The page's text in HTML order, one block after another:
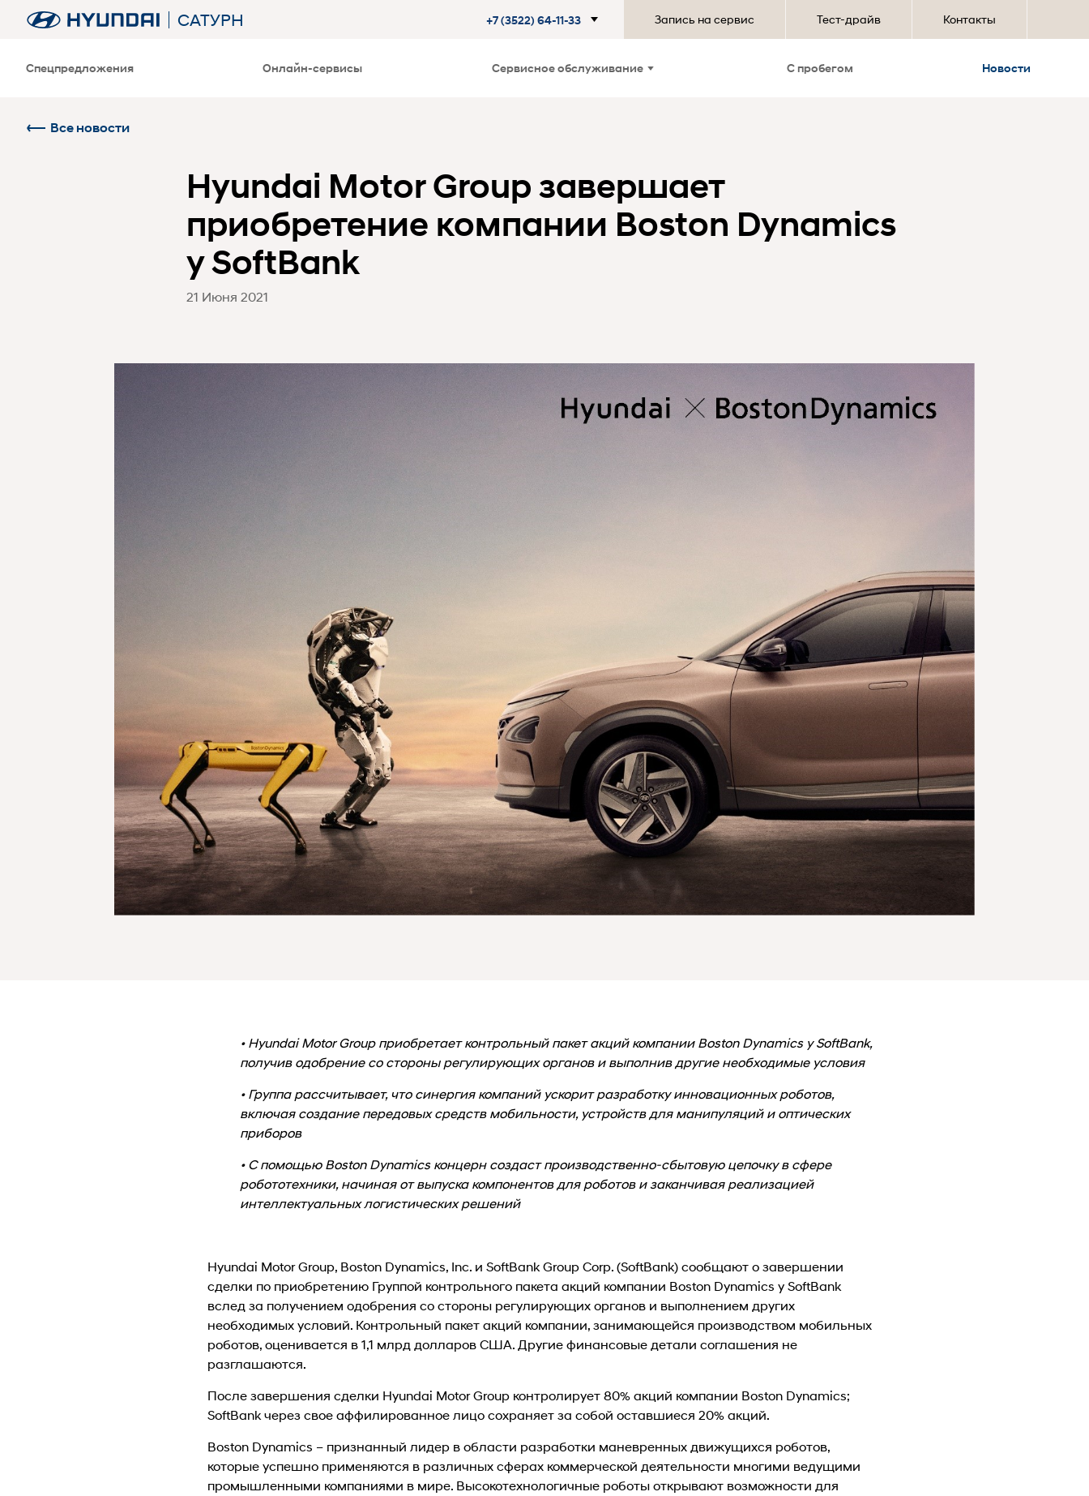
САТУРН +7 (3522) 64-11-33 Запись на сервис Тест-драйв Контакты
Спецпредложения Онлайн-сервисы Сервисное обслуживание С пробегом Новости
Все новости
Hyundai Motor Group завершает
приобретение компании Boston Dynamics
у SoftBank
21 Июня 2021
• Hyundai Motor Group приобретает контрольный пакет акций компании Boston Dynamics у SoftBank,
получив одобрение со стороны регулирующих органов и выполнив другие необходимые условия
• Группа рассчитывает, что синергия компаний ускорит разработку инновационных роботов,
включая создание передовых средств мобильности, устройств для манипуляций и оптических
приборов
• С помощью Boston Dynamics концерн создаст производственно-сбытовую цепочку в сфере
робототехники, начиная от выпуска компонентов для роботов и заканчивая реализацией
интеллектуальных логистических решений
Hyundai Motor Group, Boston Dynamics, Inc. и SoftBank Group Corp. (SoftBank) сообщают о завершении
сделки по приобретению Группой контрольного пакета акций компании Boston Dynamics у SoftBank
вслед за получением одобрения со стороны регулирующих органов и выполнением других
необходимых условий. Контрольный пакет акций компании, занимающейся производством мобильных
роботов, оценивается в 1,1 млрд долларов США. Другие финансовые детали соглашения не
разглашаются.
После завершения сделки Hyundai Motor Group контролирует 80% акций компании Boston Dynamics;
SoftBank через свое аффилированное лицо сохраняет за собой оставшиеся 20% акций.
Boston Dynamics – признанный лидер в области разработки маневренных движущихся роботов,
которые успешно применяются в различных сферах коммерческой деятельности многими ведущими
промышленными компаниями в мире. Высокотехнологичные роботы открывают возможности для